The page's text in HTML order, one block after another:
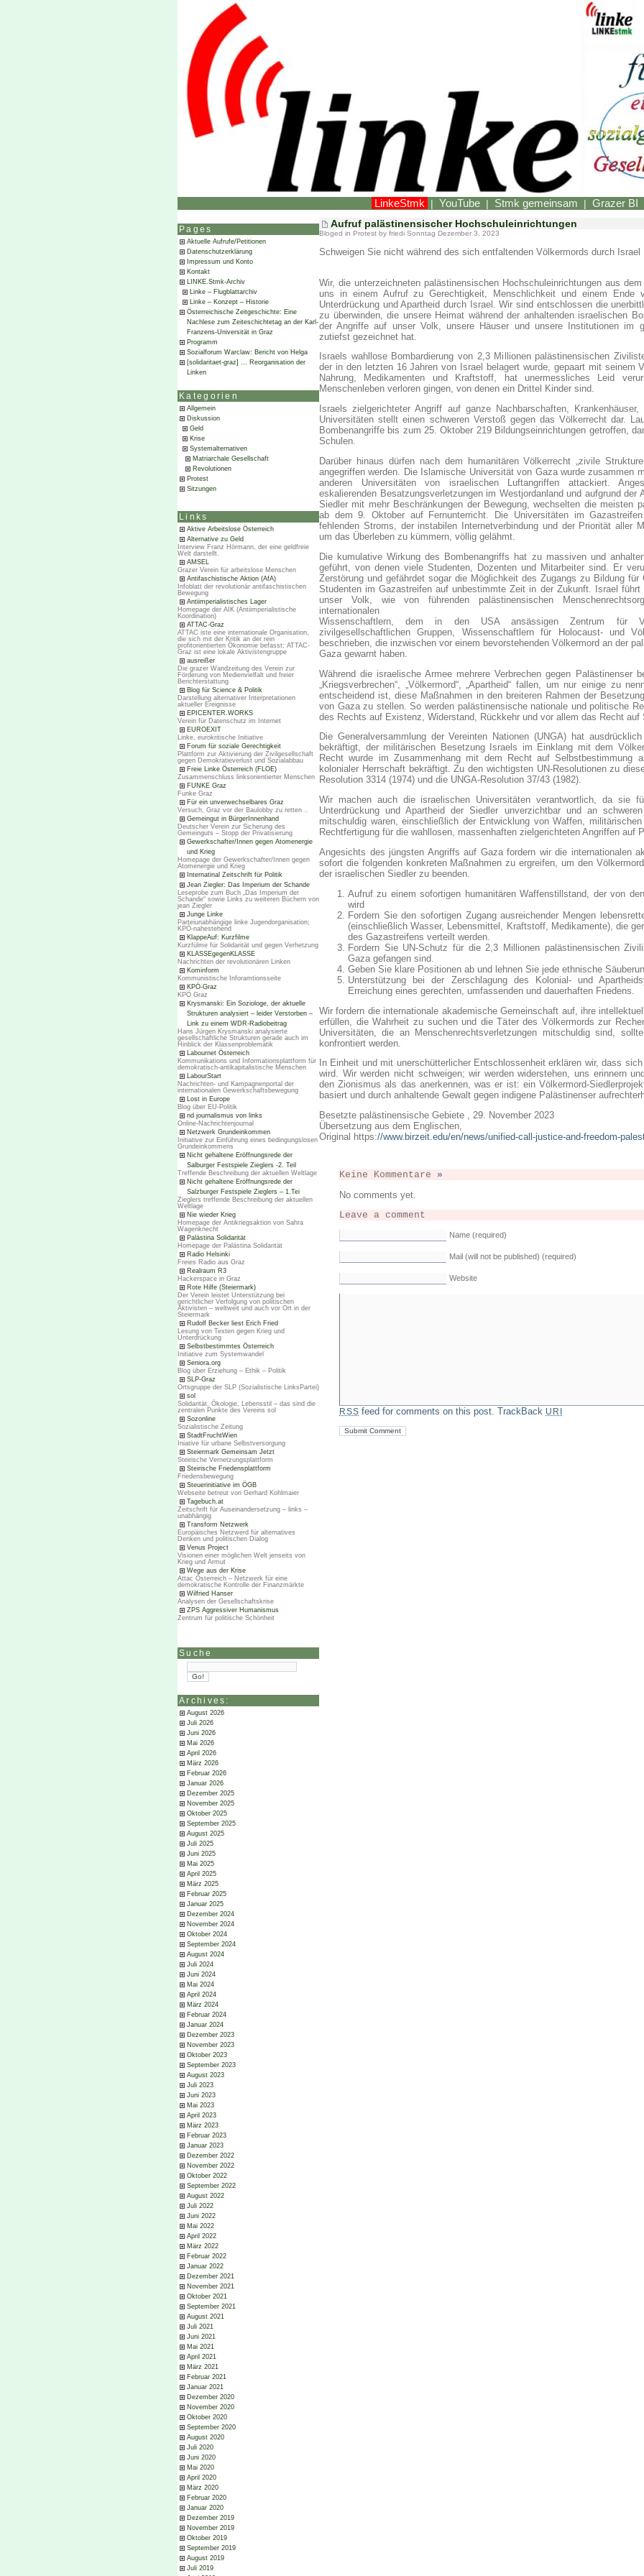
LinkeStmk | YouTube | Stmk gemeinsam | Grazer BI
Pages
Aktuelle Aufrufe/Petitionen
Datenschutzerklärung
Impressum und Konto
Kontakt
LINKE.Stmk-Archiv
Linke – Flugblattarchiv
Linke – Konzept – Historie
Österreichische Zeitgeschichte: Eine
Nachlese zum Zeiteschichtetag an der Karl-
Franzens-Universität in Graz
Programm
Sozialforum Warclaw: Bericht von Helga
[solidaritaet-graz] … Reorganisation der
Linken
Kategorien
Allgemein
Diskussion
Geld
Krise
Systemalternativen
Matriarchale Gesellschaft
Revolutionen
Protest
Sitzungen
Links
Aktive Arbeitslose Österreich
Alternative zu Geld
Interview Franz Hörmann, der eine geldfreie
Welt darstellt.
AMSEL
Grazer Verein für arbeitslose Menschen
Antifaschistische Aktion (AfA)
Infoblatt der revolutionär antifaschistischen
Bewegung
Antiimperialistisches Lager
Homepage der AIK (Antiimperialistische
Koordination)
ATTAC-Graz
ATTAC iste eine internationale Organisation,
die sich mit der Kritik an der rein
profitorientierten Ökonomie befasst; ATTAC-
Graz ist eine lokale Aktivistengruppe
ausreißer
Die grazer Wandzeitung des Verein zur
Förderung von Medienvielfalt und freier
Berichterstattung
Blog für Science & Politik
Darstellung alternativer Interpretationen
aktueller Ereignisse
EPICENTER.WORKS
Verein für Datenschutz im Internet
EUROEXIT
Linke, eurokritische Initiative
Forum für soziale Gerechtigkeit
Plattform zur Aktivierung der Zivilgesellschaft
gegen Demokratieverlust und Sozialabbau
Freie Linke Österreich (FLOE)
Zusammenschluss linksorientierter Menschen
FUNKE Graz
Funke Graz
Für ein unverwechselbares Graz
Versuch, Graz vor der Baulobby zu retten ..
Gemeingut in BürgerInnenhand
Deutscher Verein zur Sicherung des
Gemeinguts – Stopp der Privatisierung
Gewerkschafter/Innen gegen Atomenergie
und Krieg
Homepage der Gewerkschafter/Innen gegen
Atomenergie und Krieg
Internatinal Zeitschrift für Politik
Jean Ziegler: Das Imperium der Schande
Leseprobe zum Buch „Das Imperium der
Schande“ sowie Links zu weiteren Büchern von
jean Ziegler
Junge Linke
Parteiunabhängige linke Jugendorganisation;
KPÖ-nahestehend
KlappeAuf: Kurzfilme
Kurzfülme für Solidarität und gegen Verhetzung
KLASSEgegenKLASSE
Nachrichten der revolutionären Linken
Kominform
Kommunistische Inforamtionsseite
KPÖ-Graz
KPÖ Graz
Krysmanski: Ein Soziologe, der aktuelle
Strukturen analysiert – leider Verstorben –
Link zu einem WDR-Radiobeitrag
Hans Jürgen Krysmanski analysierte
gesellschaftliche Strukturen gerade auch im
Hinblick der Klassenproblematik
Labournet Österreich
Kommunikations und Informationsplattform für
demokratisch-antikapitalistische Menschen
LabourStart
Nachrichten- und Kampagnenportal der
internationalen Gewerkschaftsbewegung
Lost in Europe
Blog über EU-Politik
nd journalismus von links
Online-Nachrichtenjournal
Netzwerk Grundeinkommen
Initiative zur Einführung eines bedingungslosen
Grundeinkommens
Nicht gehaltene Eröffnungsrede der
Salburger Festspiele Zieglers -2. Teil
Treffende Beschreibung der aktuellen Weltlage
Nicht gehaltene Eröffnungsrede der
Salzburger Festspiele Zieglers – 1.Tei
Zieglers treffende Beschreibung der aktuellen
Weltlage
Nie wieder Krieg
Homepage der Antikriegsaktion von Sahra
Wagenknecht
Palästina Solidarität
Homepage der Palästina Solidarität
Radio Helsinki
Freies Radio aus Graz
Realraum R3
Hackerspace in Graz
Rote Hilfe (Steiermark)
Der Verein leistet Unterstützung bei
gerichtlicher Verfolgung von politischen
Aktivisten – weltweit und auch vor Ort in der
Steiermark
Rudolf Becker liest Erich Fried
Lesung von Texten gegen Krieg und
Unterdrückung
Selbstbestimmtes Österreich
Initiative zum Systemwandel
Seniora.org
Blog über Erziehung – Ethik – Politik
SLP-Graz
Ortsgruppe der SLP (Sozialistische LinksPartei)
sol
Solidarität, Ökologie, Lebensstil – das sind die
zentralen Punkte des Vereins sol
Sozonline
Sozialistische Zeitung
StadtFruchtWien
Iniative für urbane Selbstversorgung
Steiermark Gemeinsam Jetzt
Steirische Vernetzungsplattform
Steirische Friedensplattform
Friedensbewegung
Steuerinitiative im ÖGB
Webseite betreut von Gerhard Kohlmaier
Tagebuch.at
Zeitschrift für Auseinandersetzung – links –
unabhängig
Transform Netzwerk
Europäisches Netzwerd für alternatives
Denken und politischen Dialog
Venus Project
Visionen einer möglichen Welt jenseits von
Krieg und Armut
Wege aus der Krise
Attac Österreich – Netzwerk für eine
demokratische Kontrolle der Finanzmärkte
Wilfried Hanser
Analysen der Gesellschaftskrise
ZPS Aggressiver Humanismus
Zentrum für politische Schönheit
Suche
Archives:
August 2026
Juli 2026
Juni 2026
Mai 2026
April 2026
März 2026
Februar 2026
Januar 2026
Dezember 2025
November 2025
Oktober 2025
September 2025
August 2025
Juli 2025
Juni 2025
Mai 2025
April 2025
März 2025
Februar 2025
Januar 2025
Dezember 2024
November 2024
Oktober 2024
September 2024
August 2024
Juli 2024
Juni 2024
Mai 2024
April 2024
März 2024
Februar 2024
Januar 2024
Dezember 2023
November 2023
Oktober 2023
September 2023
August 2023
Juli 2023
Juni 2023
Mai 2023
April 2023
März 2023
Februar 2023
Januar 2023
Dezember 2022
November 2022
Oktober 2022
September 2022
August 2022
Juli 2022
Juni 2022
Mai 2022
April 2022
März 2022
Februar 2022
Januar 2022
Dezember 2021
November 2021
Oktober 2021
September 2021
August 2021
Juli 2021
Juni 2021
Mai 2021
April 2021
März 2021
Februar 2021
Januar 2021
Dezember 2020
November 2020
Oktober 2020
September 2020
August 2020
Juli 2020
Juni 2020
Mai 2020
April 2020
März 2020
Februar 2020
Januar 2020
Dezember 2019
November 2019
Oktober 2019
September 2019
August 2019
Juli 2019
Aufruf palästinensischer Hochschuleinrichtungen
Bloged in Protest by friedi Sonntag Dezember 3, 2023
Schweigen Sie nicht während des sich entfaltenden Völkermords durch Israel
Wir, die unterzeichneten palästinensischen Hochschuleinrichtungen aus
uns in einem Aufruf zu Gerechtigkeit, Menschlichkeit und einem Ende
Unterdrückung und Apartheid durch Israel. Wir sind entschlossen die
zu überwinden, die unsere Heimat während der anhaltenden israelischen
der Angriffe auf unser Volk, unsere Häuser und unsere Institutionen im
zutiefst gezeichnet hat.
Israels wahllose Bombardierung von 2,3 Millionen palästinensischen
der in den letzten 16 Jahren von Israel belagert wurde, gepaart mit seinem
Nahrung, Medikamenten und Kraftstoff, hat unermessliches Leid
Menschenleben verloren gingen, von denen ein Drittel Kinder sind.
Israels zielgerichteter Angriff auf ganze Nachbarschaften,
Universitäten stellt einen schweren Verstoß gegen das Völkerrecht dar.
Bombenangriffe bis zum 25. Oktober 219 Bildungseinrichtungen getroffen,
Schulen.
Darüber hinaus dürfen nach dem humanitären Völkerrecht „zivile
angegriffen werden. Die Islamische Universität von Gaza wurde zusammen
anderen Universitäten von israelischen Luftangriffen attackiert.
eskalierenden Besatzungsverletzungen im Westjordanland und aufgrund der
Siedler mit mehr Beschränkungen der Bewegung, wechselten die meisten
ab dem 9. Oktober auf Fernunterricht. Die Universitäten im
fehlenden Stroms, der instabilen Internetverbindung und der Priorität aller
um das Überleben zu kümmern, völlig gelähmt.
Die kumulative Wirkung des Bombenangriffs hat zu massiven und
geführt, von denen viele Studenten, Dozenten und Mitarbeiter sind. Er
Zerstörung und gefährdet sogar die Möglichkeit des Zugangs zu Bildung für
Studenten im Gazastreifen auf unbestimmte Zeit in der Zukunft. Israel führt
unser Volk, wie von führenden palästinensischen
internationalen
Wissenschaftlern, dem in den USA ansässigen Zentrum für
zivilgesellschaftlichen Gruppen, Wissenschaftlern für Holocaust- und
beschrieben, die inzwischen vor einem bevorstehenden Völkermord an der
Gaza gewarnt haben.
Während die israelische Armee mehrere Verbrechen gegen Palästinenser
„Kriegsverbrechen“, „Völkermord“, „Apartheid“ fallen, um nur einige zu
entscheidend ist, diese Maßnahmen in den breiteren Rahmen der
von Gaza zu stellen. So werden palästinensische nationale und politische
des Rechts auf Existenz, Widerstand, Rückkehr und vor allem das Recht auf
Die Generalversammlung der Vereinten Nationen (UNGA) hat
bekräftigt, der militärischen Besetzung Israels im Einklang mit dem
Recht wurde im Zusammenhang mit dem Recht auf Selbstbestimmung
kolonialer Herrschaft bekräftigt. Zu den wichtigsten UN-Resolutionen zu
Resolution 3314 (1974) und die UNGA-Resolution 37/43 (1982).
Wir machen auch die israelischen Universitäten verantwortlich, da sie
Unterdrückung und Apartheid der Siedler unverzichtbar und an schweren
mitschuldig waren, einschließlich der Entwicklung von Waffen,
Rechtfertigung für die wahllosen, massenhaften zielgerichteten Angriffen auf
Angesichts des jüngsten Angriffs auf Gaza fordern wir die internationalen
sofort die folgenden konkreten Maßnahmen zu ergreifen, um den
der israelischen Siedler zu beenden.
Aufruf zu einem sofortigen humanitären Waffenstillstand, der von
wird
Fordern Sie den sofortigen Zugang ausreichender Mengen
(einschließlich Wasser, Lebensmittel, Kraftstoff, Medikamente), die
des Gazastreifens verteilt werden.
Fordern Sie UN-Schutz für die 2,3 Millionen palästinensischen
Gaza gefangen sind.
Geben Sie klare Positionen ab und lehnen Sie jede ethnische
Unterstützung bei der Zerschlagung des Kolonial- und
Erreichung eines gerechten, umfassenden und dauerhaften Friedens.
Wir fordern die internationale akademische Gemeinschaft auf, ihre
erfüllen, die Wahrheit zu suchen und die Täter des Völkermords zur
Universitäten, die an Menschenrechtsverletzungen mitschuldig sind,
konfrontiert werden.
In Einheit und mit unerschütterlicher Entschlossenheit erklären wir, dass
wird. Wir werden nicht schweigen; wir werden widerstehen, uns erinnern
den Zionismus als das anerkennen, was er ist: ein Völkermord-
basiert und durch anhaltende Gewalt gegen indigene Palästinenser
Besetzte palästinensische Gebiete , 29. November 2023
Übersetzung aus dem Englischen,
Original https://www.birzeit.edu/en/news/unified-call-justice-and-freedom-
Keine Kommentare »
No comments yet.
Leave a comment
Name (required)
Mail (will not be published) (required)
Website
RSS feed for comments on this post. TrackBack URI